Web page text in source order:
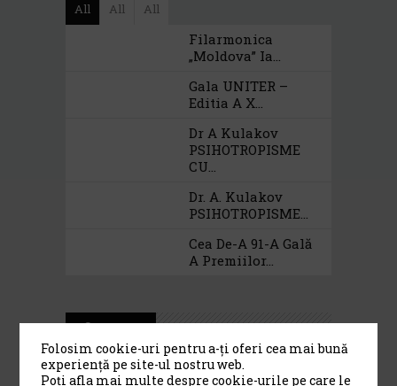
All All All
Filarmonica
„Moldova” Ia...
Gala UNITER –
Editia A X...
Dr A Kulakov
PSIHOTROPISME
CU...
Dr. A. Kulakov
PSIHOTROPISME...
Cea De-A 91-A Gală
A Premiilor...
Category
Alte institutii de cultura (13)
Folosim cookie-uri pentru a-ți oferi cea mai bună
experiență pe site-ul nostru web.
Poți afla mai multe despre cookie-urile pe care le